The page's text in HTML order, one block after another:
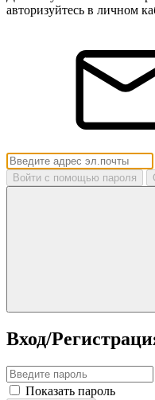
авторизуйтесь в личном
Войти с помощью пароля
Вход/
Показать пароль